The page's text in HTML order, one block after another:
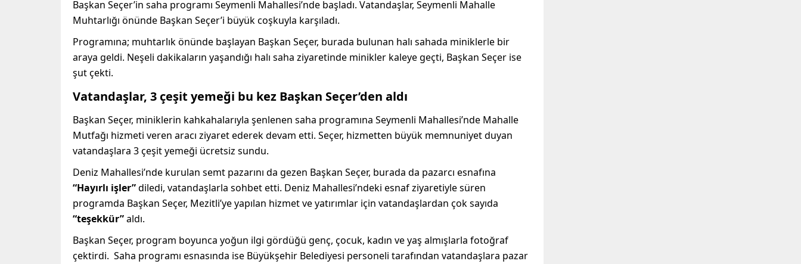
Başkan Seçer’in saha programı Seymenli Mahallesi’nde başladı. Vatandaşlar, Seymenli Mahalle
Muhtarlığı önünde Başkan Seçer’i büyük coşkuyla karşıladı.
Programına; muhtarlık önünde başlayan Başkan Seçer, burada bulunan halı sahada miniklerle bir
araya geldi. Neşeli dakikaların yaşandığı halı saha ziyaretinde minikler kaleye geçti, Başkan Seçer ise
şut çekti.
Vatandaşlar, 3 çeşit yemeği bu kez Başkan Seçer’den aldı
Başkan Seçer, miniklerin kahkahalarıyla şenlenen saha programına Seymenli Mahallesi’nde Mahalle
Mutfağı hizmeti veren aracı ziyaret ederek devam etti. Seçer, hizmetten büyük memnuniyet duyan
vatandaşlara 3 çeşit yemeği ücretsiz sundu.
Deniz Mahallesi’nde kurulan semt pazarını da gezen Başkan Seçer, burada da pazarcı esnafına
“Hayırlı işler”diledi, vatandaşlarla sohbet etti. Deniz Mahallesi’ndeki esnaf ziyaretiyle süren
programda Başkan Seçer, Mezitli’ye yapılan hizmet ve yatırımlar için vatandaşlardan çok sayıda
“teşekkür”aldı.
Başkan Seçer, program boyunca yoğun ilgi gördüğü genç, çocuk, kadın ve yaş almışlarla fotoğraf
çektirdi. Saha programı esnasında ise Büyükşehir Belediyesi personeli tarafından vatandaşlara pazar